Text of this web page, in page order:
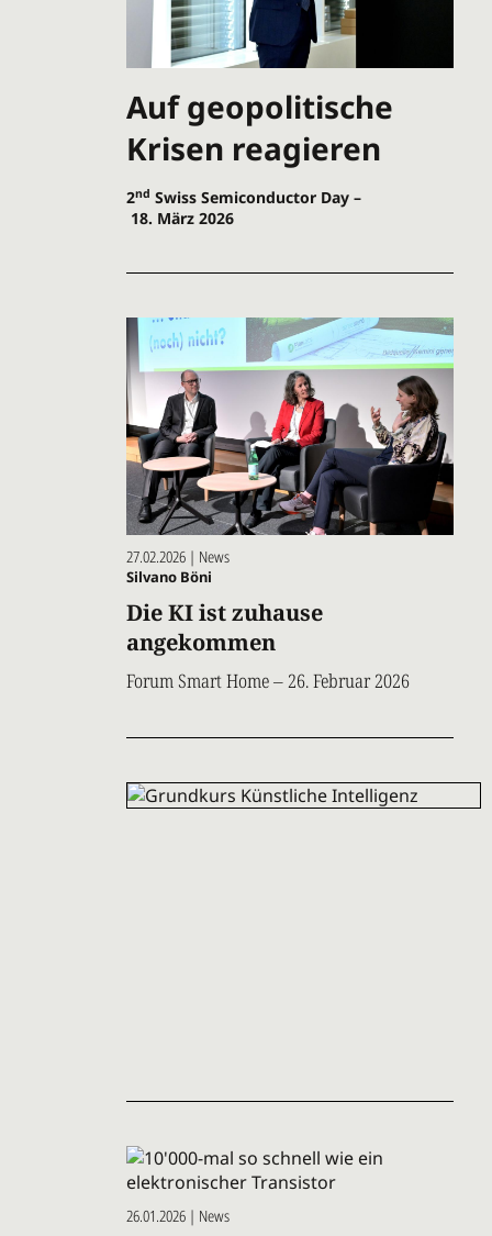
Auf geopolitische
Krisen reagieren
2nd Swiss Semi­conductor Day –
18. März 2026
27.02.2026 | News
Silvano Böni
Die KI ist zuhause
angekommen
Forum Smart Home – 26. Februar 2026
26.01.2026 | News